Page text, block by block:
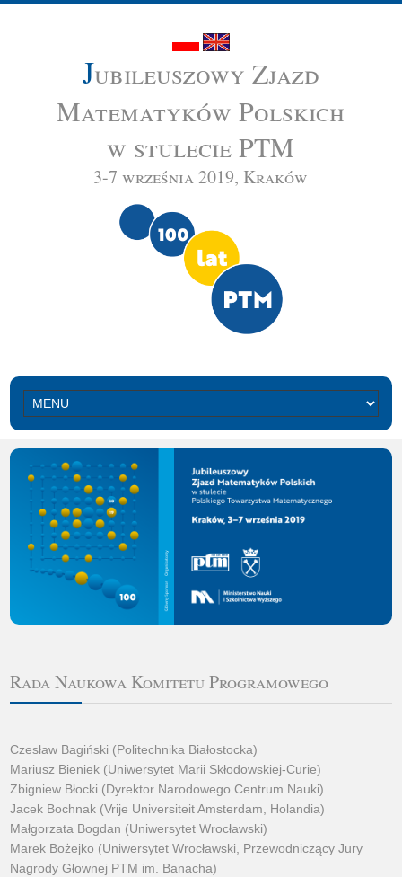
Jubileuszowy Zjazd
Matematyków Polskich
w stulecie PTM
3-7 września 2019, Kraków
Rada Naukowa Komitetu Programowego
Czesław Bagiński (Politechnika Białostocka)
Mariusz Bieniek (Uniwersytet Marii Skłodowskiej-Curie)
Zbigniew Błocki (Dyrektor Narodowego Centrum Nauki)
Jacek Bochnak (Vrije Universiteit Amsterdam, Holandia)
Małgorzata Bogdan (Uniwersytet Wrocławski)
Marek Bożejko (Uniwersytet Wrocławski, Przewodniczący Jury
Nagrody Głownej PTM im. Banacha)